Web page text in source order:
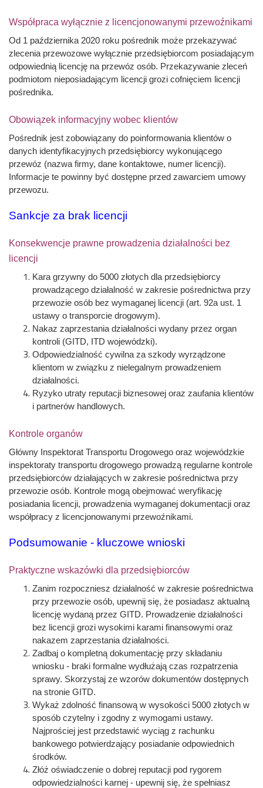
Współpraca wyłącznie z licencjonowanymi przewoźnikami
Od 1 października 2020 roku pośrednik może przekazywać
zlecenia przewozowe wyłącznie przedsiębiorcom posiadającym
odpowiednią licencję na przewóz osób. Przekazywanie zleceń
podmiotom nieposiadającym licencji grozi cofnięciem licencji
pośrednika.
Obowiązek informacyjny wobec klientów
Pośrednik jest zobowiązany do poinformowania klientów o
danych identyfikacyjnych przedsiębiorcy wykonującego
przewóz (nazwa firmy, dane kontaktowe, numer licencji).
Informacje te powinny być dostępne przed zawarciem umowy
przewozu.
Sankcje za brak licencji
Konsekwencje prawne prowadzenia działalności bez
licencji
Kara grzywny do 5000 złotych dla przedsiębiorcy
prowadzącego działalność w zakresie pośrednictwa przy
przewozie osób bez wymaganej licencji (art. 92a ust. 1
ustawy o transporcie drogowym).
Nakaz zaprzestania działalności wydany przez organ
kontroli (GITD, ITD wojewódzki).
Odpowiedzialność cywilna za szkody wyrządzone
klientom w związku z nielegalnym prowadzeniem
działalności.
Ryzyko utraty reputacji biznesowej oraz zaufania klientów
i partnerów handlowych.
Kontrole organów
Główny Inspektorat Transportu Drogowego oraz wojewódzkie
inspektoraty transportu drogowego prowadzą regularne kontrole
przedsiębiorców działających w zakresie pośrednictwa przy
przewozie osób. Kontrole mogą obejmować weryfikację
posiadania licencji, prowadzenia wymaganej dokumentacji oraz
współpracy z licencjonowanymi przewoźnikami.
Podsumowanie - kluczowe wnioski
Praktyczne wskazówki dla przedsiębiorców
Zanim rozpoczniesz działalność w zakresie pośrednictwa
przy przewozie osób, upewnij się, że posiadasz aktualną
licencję wydaną przez GITD. Prowadzenie działalności
bez licencji grozi wysokimi karami finansowymi oraz
nakazem zaprzestania działalności.
Zadbaj o kompletną dokumentację przy składaniu
wniosku - braki formalne wydłużają czas rozpatrzenia
sprawy. Skorzystaj ze wzorów dokumentów dostępnych
na stronie GITD.
Wykaż zdolność finansową w wysokości 5000 złotych w
sposób czytelny i zgodny z wymogami ustawy.
Najprościej jest przedstawić wyciąg z rachunku
bankowego potwierdzający posiadanie odpowiednich
środków.
Złóż oświadczenie o dobrej reputacji pod rygorem
odpowiedzialności karnej - upewnij się, że spełniasz